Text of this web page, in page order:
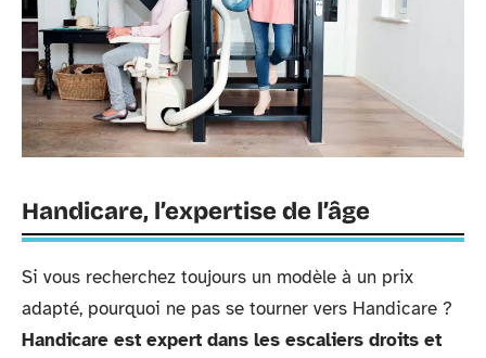
Handicare, l’expertise de l’âge
Si vous recherchez toujours un modèle à un prix
adapté, pourquoi ne pas se tourner vers Handicare ?
Handicare est expert dans les escaliers droits et